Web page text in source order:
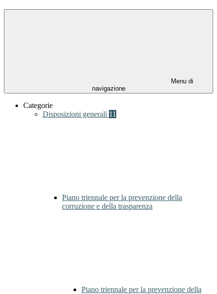
Menu di
navigazione
Categorie
Disposizioni generali 11
Piano triennale per la prevenzione della
corruzione e della trasparenza
Piano triennale per la prevenzione della